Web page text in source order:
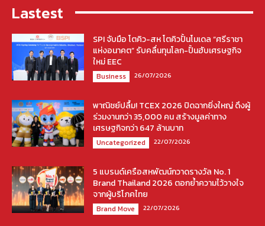
Lastest
SPI จับมือ โตคิว-สห โตคิวปั้นโมเดล “ศรีราชา
แห่งอนาคต” รับคลื่นทุนโลก-ปั้นฮับเศรษฐกิจ
ใหม่ EEC
Business 26/07/2026
พาณิชย์ปลื้ม! TCEX 2026 ปิดฉากยิ่งใหญ่ ดึงผู้
ร่วมงานกว่า 35,000 คน สร้างมูลค่าทาง
เศรษฐกิจกว่า 647 ล้านบาท
Uncategorized 22/07/2026
5 แบรนด์เครือสหพัฒน์กวาดรางวัล No. 1
Brand Thailand 2026 ตอกย้ำความไว้วางใจ
จากผู้บริโภคไทย
Brand Move 22/07/2026